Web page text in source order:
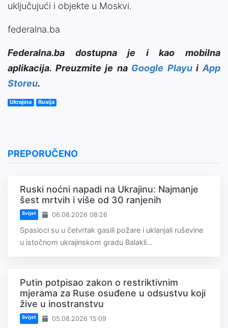
uključujući i objekte u Moskvi.
federalna.ba
Federalna.ba dostupna je i kao mobilna
aplikacija. Preuzmite je na Google PlayuiApp
Storeu.
Ukrajina Rusija
PREPORUČENO
Ruski noćni napadi na Ukrajinu: Najmanje
šest mrtvih i više od 30 ranjenih
Svijet 06.08.2026 08:26
Spasioci su u četvrtak gasili požare i uklanjali ruševine
u istočnom ukrajinskom gradu Balakli...
Putin potpisao zakon o restriktivnim
mjerama za Ruse osuđene u odsustvu koji
žive u inostranstvu
Svijet 05.08.2026 15:09